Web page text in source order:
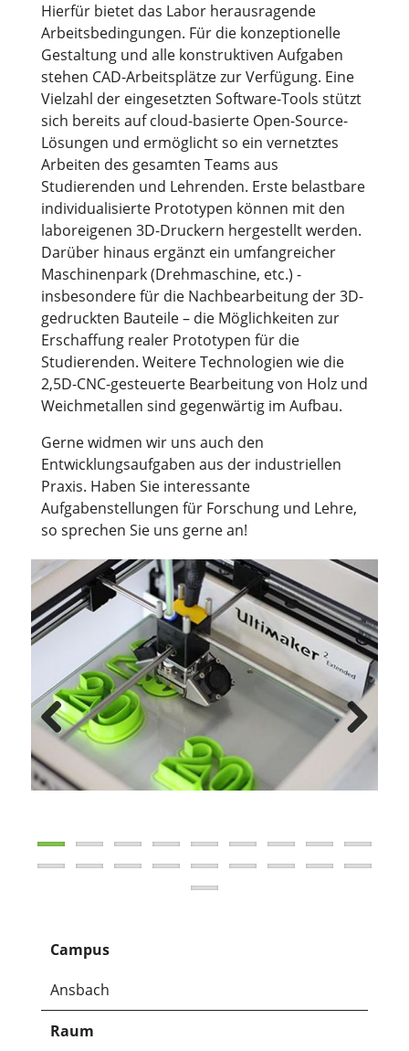
Hierfür bietet das Labor herausragende
Arbeitsbedingungen. Für die konzeptionelle
Gestaltung und alle konstruktiven Aufgaben
stehen CAD-Arbeitsplätze zur Verfügung. Eine
Vielzahl der eingesetzten Software-Tools stützt
sich bereits auf cloud-basierte Open-Source-
Lösungen und ermöglicht so ein vernetztes
Arbeiten des gesamten Teams aus
Studierenden und Lehrenden. Erste belastbare
individualisierte Prototypen können mit den
laboreigenen 3D-Druckern hergestellt werden.
Darüber hinaus ergänzt ein umfangreicher
Maschinenpark (Drehmaschine, etc.) -
insbesondere für die Nachbearbeitung der 3D-
gedruckten Bauteile – die Möglichkeiten zur
Erschaffung realer Prototypen für die
Studierenden. Weitere Technologien wie die
2,5D-CNC-gesteuerte Bearbeitung von Holz und
Weichmetallen sind gegenwärtig im Aufbau.
Gerne widmen wir uns auch den
Entwicklungsaufgaben aus der industriellen
Praxis. Haben Sie interessante
Aufgabenstellungen für Forschung und Lehre,
so sprechen Sie uns gerne an!
Previous
Campus
Ansbach
Raum